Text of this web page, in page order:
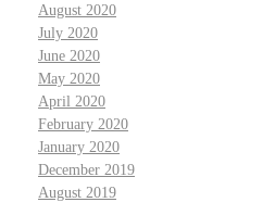
August 2020
July 2020
June 2020
May 2020
April 2020
February 2020
January 2020
December 2019
August 2019